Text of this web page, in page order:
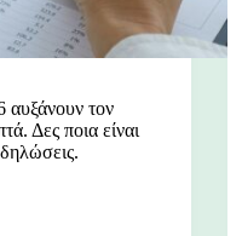
τον
Δες ποια είναι